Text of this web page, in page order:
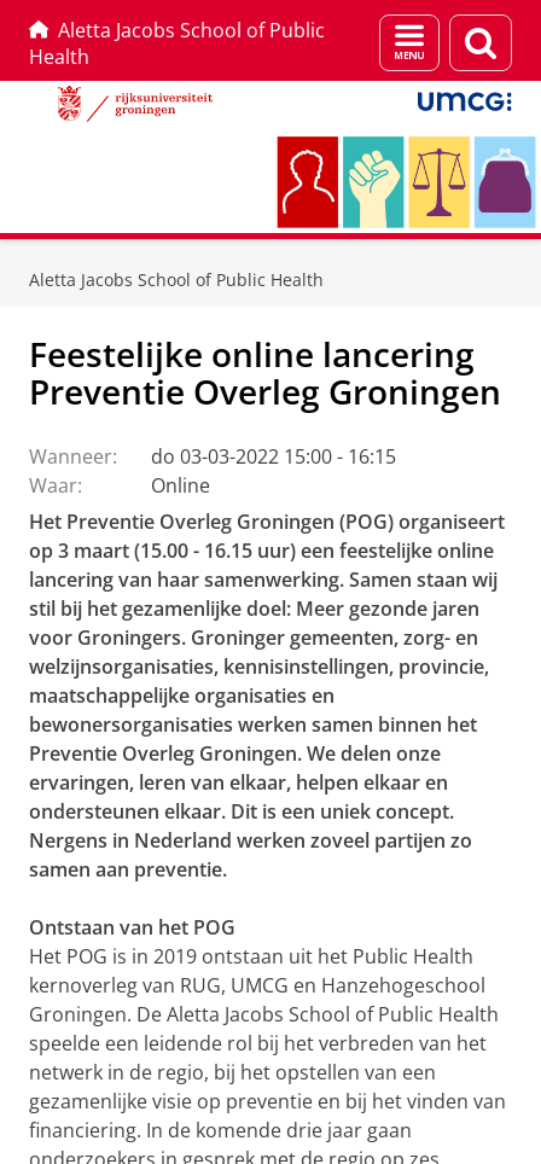
Aletta Jacobs School of Public
Health
Menu
en
zoeken
Aletta Jacobs School of Public Health
Feestelijke online lancering
Preventie Overleg Groningen
Wanneer:
do 03-03-2022 15:00 - 16:15
Waar:
Online
Het Preventie Overleg Groningen (POG) organiseert
op 3 maart (15.00 - 16.15 uur) een feestelijke online
lancering van haar samenwerking. Samen staan wij
stil bij het gezamenlijke doel: Meer gezonde jaren
voor Groningers. Groninger gemeenten, zorg- en
welzijnsorganisaties, kennisinstellingen, provincie,
maatschappelijke organisaties en
bewonersorganisaties werken samen binnen het
Preventie Overleg Groningen. We delen onze
ervaringen, leren van elkaar, helpen elkaar en
ondersteunen elkaar. Dit is een uniek concept.
Nergens in Nederland werken zoveel partijen zo
samen aan preventie.
Ontstaan van het POG
Het POG is in 2019 ontstaan uit het Public Health
kernoverleg van RUG, UMCG en Hanzehogeschool
Groningen. De Aletta Jacobs School of Public Health
speelde een leidende rol bij het verbreden van het
netwerk in de regio, bij het opstellen van een
gezamenlijke visie op preventie en bij het vinden van
financiering. In de komende drie jaar gaan